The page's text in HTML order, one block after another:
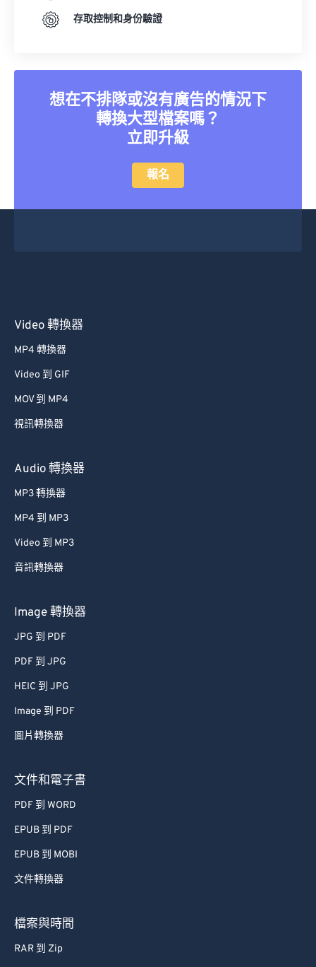
存取控制和身份驗證
想在不排隊或沒有廣告的情況下
轉換大型檔案嗎？
立即升級
報名
Video 轉換器
MP4 轉換器
Video 到 GIF
MOV 到 MP4
視訊轉換器
Audio 轉換器
MP3 轉換器
MP4 到 MP3
Video 到 MP3
音訊轉換器
Image 轉換器
JPG 到 PDF
PDF 到 JPG
HEIC 到 JPG
Image 到 PDF
圖片轉換器
文件和電子書
PDF 到 WORD
EPUB 到 PDF
EPUB 到 MOBI
文件轉換器
檔案與時間
RAR 到 Zip